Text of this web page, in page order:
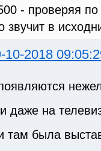
- проверяя по
звучит в
10-2018
даже на
там была